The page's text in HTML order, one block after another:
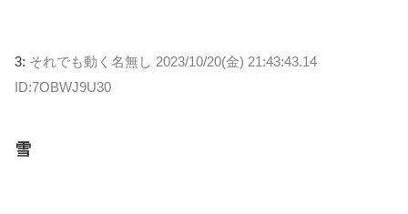
3: それでも動く名無し 2023/10/20(金) 21:43:43.14
ID:7OBWJ9U30
雪